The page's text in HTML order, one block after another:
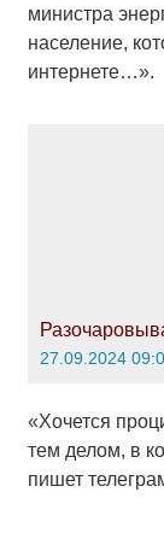
министра
население,
интернете…».
27.09.2024
«Хочется
тем делом, в
пишет